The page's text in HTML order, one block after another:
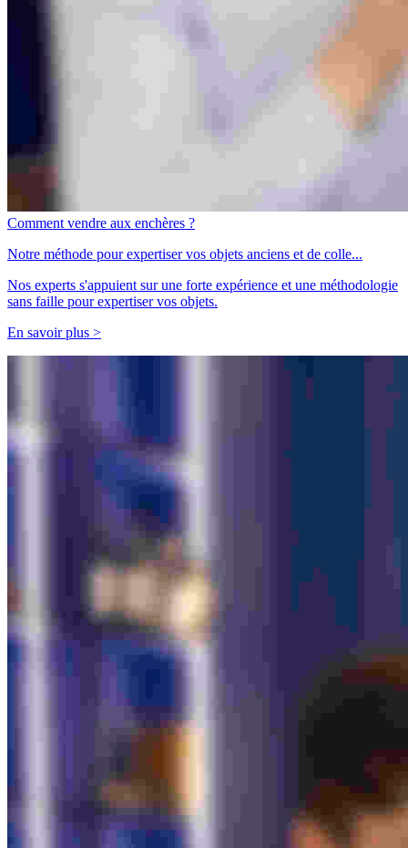
Comment vendre aux enchères ?
Notre méthode pour expertiser vos objets anciens et de colle...
Nos experts s'appuient sur une forte expérience et une méthodologie
sans faille pour expertiser vos objets.
En savoir plus >